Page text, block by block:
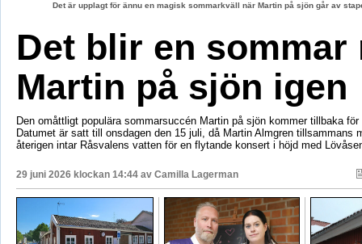
Det är upplagt för ännu en magisk sommarkväll när Martin på sjön går av
Det blir en sommar
Martin på sjön igen
Den omåttligt populära sommarsuccén Martin på sjön kommer tillbaka
Datumet är satt till onsdagen den 15 juli, då Martin Almgren tillsammans
återigen intar Råsvalens vatten för en flytande konsert i höjd med
29 juni 2026 klockan 14:44 av Camilla Lagerman